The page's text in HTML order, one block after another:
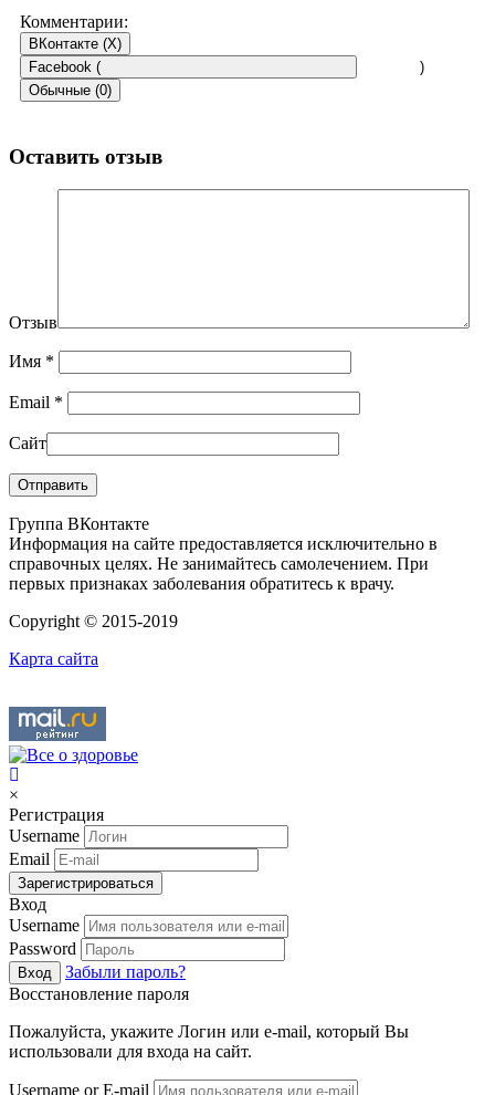
Комментарии:
ВКонтакте (X)
Facebook (
)
Обычные (0)
Оставить отзыв
Отзыв
Имя *
Email *
Сайт
Группа ВКонтакте
Информация на сайте предоставляется исключительно в
справочных целях. Не занимайтесь самолечением. При
первых признаках заболевания обратитесь к врачу.
Copyright © 2015-2019
Карта сайта
×
Регистрация
Username
Email
Зарегистрироваться
Вход
Username
Password
Вход
Забыли пароль?
Восстановление пароля
Пожалуйста, укажите Логин или e-mail, который Вы
использовали для входа на сайт.
Username or E-mail